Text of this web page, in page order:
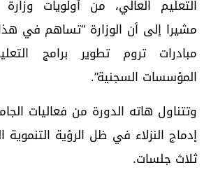
التعليم العالي، من أولويات وزارة
مشيرا إلى أن الوزارة “تساهم في
مبادرات تروم تطوير برامج
المؤسسات السجنية”.
وتتناول هاته الدورة من فعاليات
إدماج النزلاء في ظل الرؤية
ثلاث جلسات.